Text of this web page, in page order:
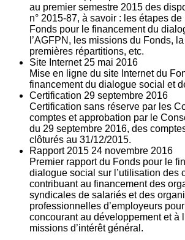
au premier semestre 2015 des
n° 2015-87, à savoir : les étapes
Fonds pour le financement du
l’AGFPN, les missions du Fonds,
premières répartitions, etc.
Site Internet 25 mai 2016
Mise en ligne du site Internet du
financement du dialogue social et
Certification 29 septembre 2016
Certification sans réserve par les
comptes et approbation par le
du 29 septembre 2016, des
clôturés au 31/12/2015.
Rapport 2015 24 novembre 2016
Premier rapport du Fonds pour le
dialogue social sur l’utilisation des
contribuant au financement des
syndicales de salariés et des
professionnelles d’employeurs
concourant au développement et à
missions d’intérêt général.